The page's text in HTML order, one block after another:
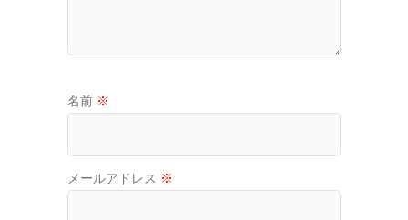
名前 ※
メールアドレス ※